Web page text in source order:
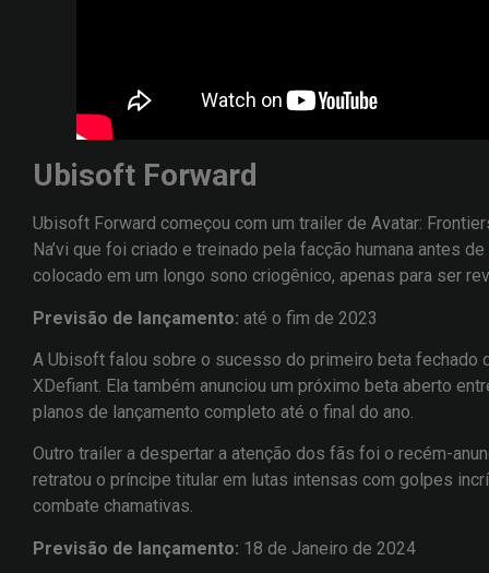
Ubisoft Forward
Ubisoft Forward começou com um trailer de Avatar:
Na’vi que foi criado e treinado pela facção humana antes
colocado em um longo sono criogênico, apenas para ser
Previsão de lançamento: até o fim de 2023
A Ubisoft falou sobre o sucesso do primeiro beta fechado
XDefiant. Ela também anunciou um próximo beta aberto
planos de lançamento completo até o final do ano.
Outro trailer a despertar a atenção dos fãs foi o recém-
retratou o príncipe titular em lutas intensas com golpes
combate chamativas.
Previsão de lançamento: 18 de Janeiro de 2024